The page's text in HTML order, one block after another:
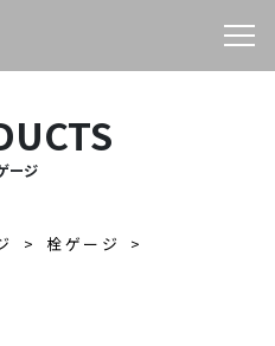
ージ
栓ゲージ